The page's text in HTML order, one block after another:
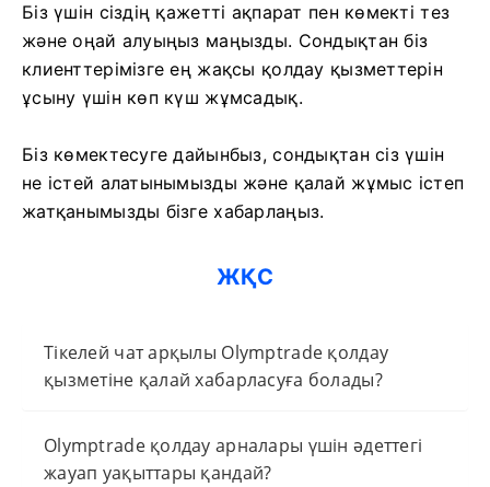
Біз үшін сіздің қажетті ақпарат пен көмекті тез
және оңай алуыңыз маңызды. Сондықтан біз
клиенттерімізге ең жақсы қолдау қызметтерін
ұсыну үшін көп күш жұмсадық.
Біз көмектесуге дайынбыз, сондықтан сіз үшін
не істей алатынымызды және қалай жұмыс істеп
жатқанымызды бізге хабарлаңыз.
ЖҚС
Тікелей чат арқылы Olymptrade қолдау
қызметіне қалай хабарласуға болады?
Olymptrade қолдау арналары үшін әдеттегі
жауап уақыттары қандай?